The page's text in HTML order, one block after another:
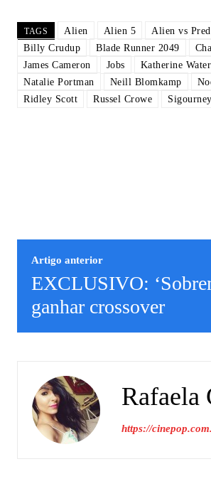
TAGS Alien Alien 5 Alien vs
Billy Crudup
Blade Runner 2049
James Cameron
Jobs Katherine
Natalie Portman
Neill Blomkamp
Ridley Scott
Russel Crowe
Artigo anterior
EXCLUSIVO:
ganhar crossover
Rafaela
https://